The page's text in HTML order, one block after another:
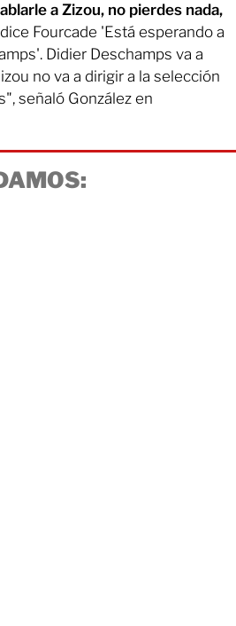
a Zizou, no pierdes nada,
Fourcade 'Está esperando a
Didier Deschamps va a
no va a dirigir a la selección
señaló González en